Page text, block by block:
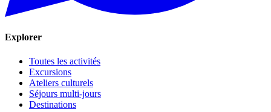
Explorer
Toutes les activités
Excursions
Ateliers culturels
Séjours multi-jours
Destinations